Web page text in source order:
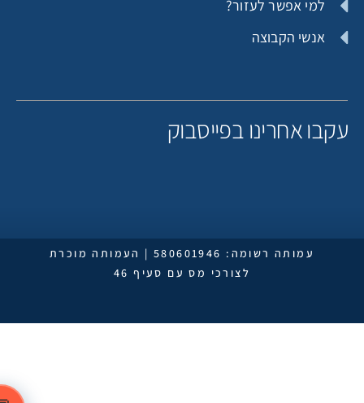
למי אפשר לעזור?
אנשי הקבוצה
אחרינו בפייסבוק
עמותה רשומה: 580601946 | העמותה מוכרת
לצורכי מס עם סעיף 46